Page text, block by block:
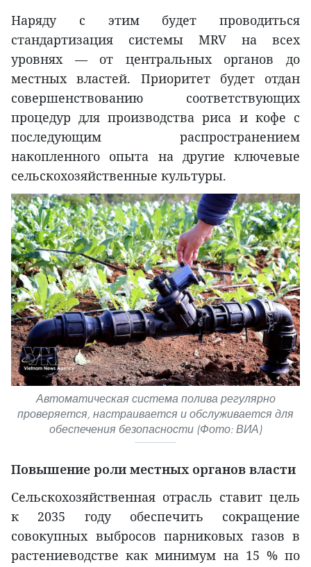
Наряду с этим будет проводиться
стандартизация системы MRV на всех
уровнях — от центральных органов до
местных властей. Приоритет будет отдан
совершенствованию соответствующих
процедур для производства риса и кофе с
последующим распространением
накопленного опыта на другие ключевые
сельскохозяйственные культуры.
Автоматическая система полива регулярно
проверяется, настраивается и обслуживается для
обеспечения безопасности (Фото: ВИА)
Повышение роли местных органов власти
Сельскохозяйственная отрасль ставит цель
к 2035 году обеспечить сокращение
совокупных выбросов парниковых газов в
растениеводстве как минимум на 15 % по